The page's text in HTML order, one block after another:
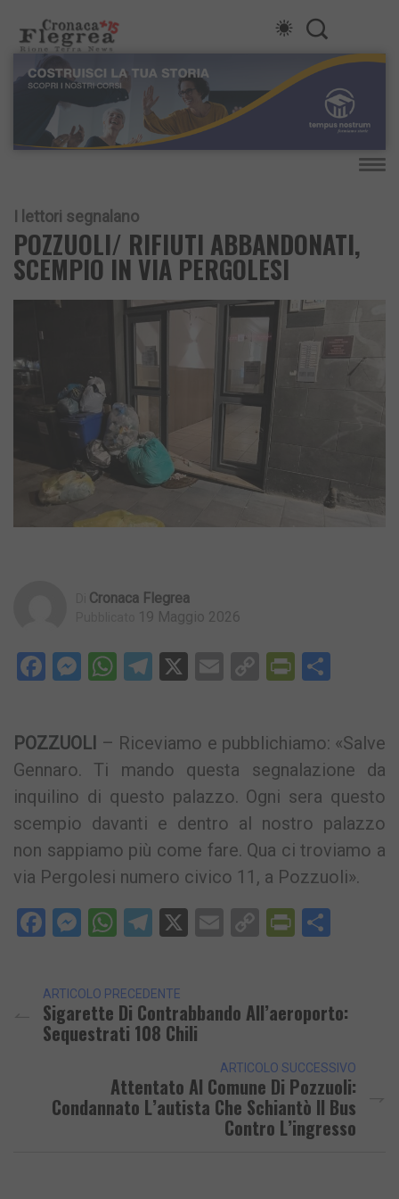
I lettori segnalano
POZZUOLI/ RIFIUTI ABBANDONATI,
SCEMPIO IN VIA PERGOLESI
Cronaca Flegrea
19 Maggio 2026
Facebook
Messenger
WhatsApp
Telegram
X EmailCopy
POZZUOLI – Riceviamo e pubblichiamo: «Salve
Gennaro. Ti mando questa segnalazione da
inquilino di questo palazzo. Ogni sera questo
scempio davanti e dentro al nostro palazzo
non sappiamo più come fare. Qua ci troviamo a
via Pergolesi numero civico 11, a Pozzuoli».
Facebook
Messenger
WhatsApp
Telegram
X EmailCopy
ARTICOLO PRECEDENTE
Sigarette Di Contrabbando All’aeroporto:
Sequestrati 108 Chili
ARTICOLO SUCCESSIVO
Attentato Al Comune Di Pozzuoli:
Condannato L’autista Che Schiantò Il Bus
Contro L’ingresso